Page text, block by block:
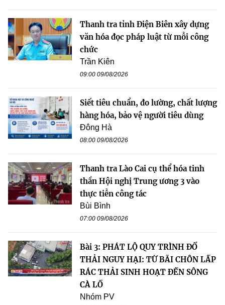
Thanh tra tỉnh Điện Biên xây dựng
văn hóa đọc pháp luật từ mỗi công
chức
Trần Kiên
09:00 09/08/2026
Siết tiêu chuẩn, đo lường, chất lượng
hàng hóa, bảo vệ người tiêu dùng
Đông Hà
08:00 09/08/2026
Thanh tra Lào Cai cụ thể hóa tinh
thần Hội nghị Trung ương 3 vào
thực tiễn công tác
Bùi Bình
07:00 09/08/2026
Bài 3: PHÁT LỘ QUY TRÌNH ĐỔ
THẢI NGUY HẠI: TỪ BÃI CHÔN LẤP
RÁC THẢI SINH HOẠT ĐẾN SÔNG
CÀ LỒ
Nhóm PV